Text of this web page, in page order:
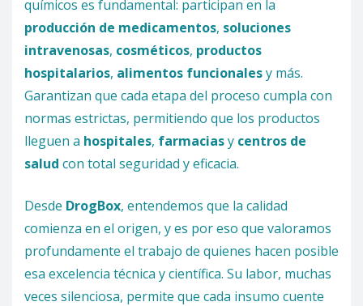
químicos es fundamental: participan en la
producción de medicamentos, soluciones
intravenosas, cosméticos, productos
hospitalarios, alimentos funcionalesy más.
Garantizan que cada etapa del proceso cumpla con
normas estrictas, permitiendo que los productos
lleguen a hospitales, farmaciasy centros de
salud con total seguridad y eficacia.
Desde DrogBox, entendemos que la calidad
comienza en el origen, y es por eso que valoramos
profundamente el trabajo de quienes hacen posible
esa excelencia técnica y científica. Su labor, muchas
veces silenciosa, permite que cada insumo cuente